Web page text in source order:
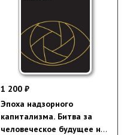
1 200 ₽
Эпоха надзорного
капитализма. Битва за
человеческое будущее на